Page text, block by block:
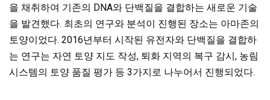
을 채취하여 기존의 DNA와 단백질을 결합하는 새로운 기술
을 발견했다. 최초의 연구와 분석이 진행된 장소는 아마존의
토양이었다. 2016년부터 시작된 유전자와 단백질을 결합하
는 연구는 자연 토양 지도 작성, 퇴화 지역의 복구 감시, 농림
시스템의 토양 품질 평가 등 3가지로 나누어서 진행되었다.